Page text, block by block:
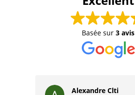
Basée sur3 avis
Alexandre Clti